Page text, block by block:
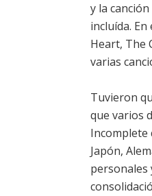
y la
incluída.
Heart, The
varias
Tuvieron
que varios
Incomplete
Japón,
personales